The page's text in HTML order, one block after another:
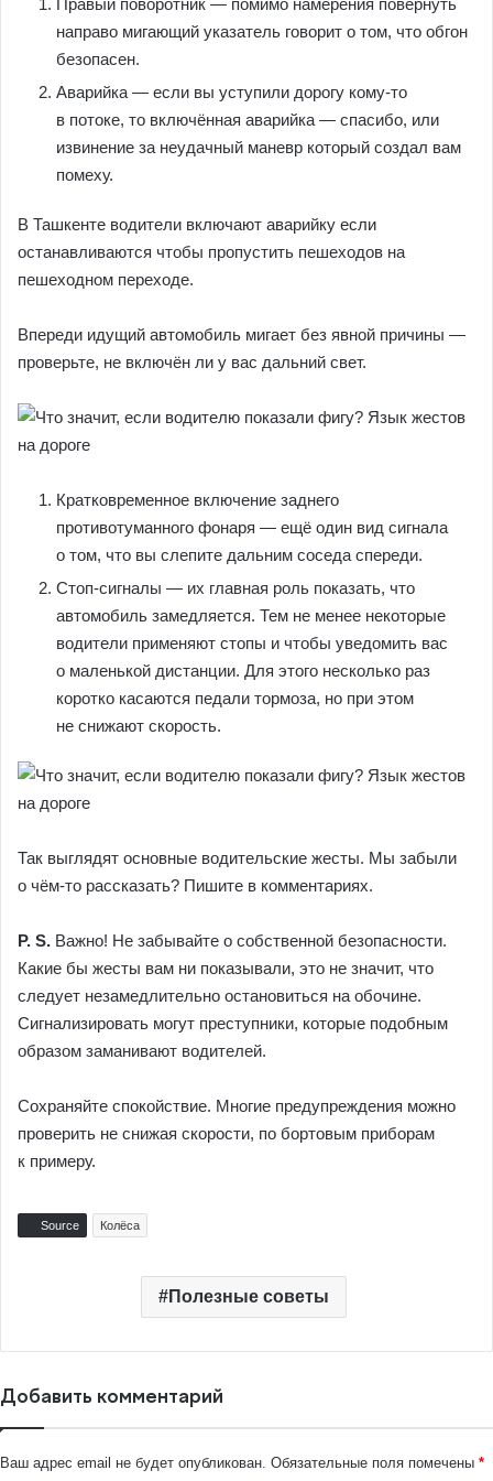
направо мигающий указатель говорит о том, что обгон
безопасен.
Аварийка — если вы уступили дорогу кому-то
в потоке, то включённая аварийка — спасибо, или
извинение за неудачный маневр который создал вам
помеху.
В Ташкенте водители включают аварийку если
останавливаются чтобы пропустить пешеходов на
пешеходном переходе.
Впереди идущий автомобиль мигает без явной причины —
проверьте, не включён ли у вас дальний свет.
Кратковременное включение заднего
противотуманного фонаря — ещё один вид сигнала
о том, что вы слепите дальним соседа спереди.
Стоп-сигналы — их главная роль показать, что
автомобиль замедляется. Тем не менее некоторые
водители применяют стопы и чтобы уведомить вас
о маленькой дистанции. Для этого несколько раз
коротко касаются педали тормоза, но при этом
не снижают скорость.
Так выглядят основные водительские жесты. Мы забыли
о чём-то рассказать? Пишите в комментариях.
P. S. Важно! Не забывайте о собственной безопасности.
Какие бы жесты вам ни показывали, это не значит, что
следует незамедлительно остановиться на обочине.
Сигнализировать могут преступники, которые подобным
образом заманивают водителей.
Сохраняйте спокойствие. Многие предупреждения можно
проверить не снижая скорости, по бортовым приборам
к примеру.
Source Колёса
Полезные советы
Добавить комментарий
Ваш адрес email не будет опубликован. Обязательные поля помечены *